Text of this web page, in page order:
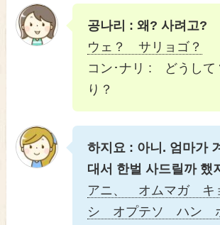
공나리 : 왜? 사려고?
ウェ？ サリョゴ？
コン･ナリ : どうして
り？
하지요 : 아니. 엄마가
대서 한벌 사드릴까 했
アニ、 オムマガ キ
シ オプテソ ハン